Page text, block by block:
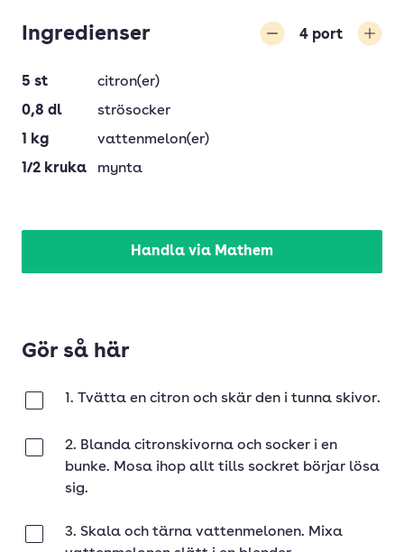
Ingredienser 4 port
5 st
citron(er)
0,8 dl
strösocker
1
kg
vattenmelon(er)
1/2 kruka mynta
Handla via Mathem
Gör så här
1. Tvätta en citron och skär den i tunna skivor.
2. Blanda citronskivorna och socker i en
bunke. Mosa ihop allt tills sockret börjar lösa
sig.
3. Skala och tärna vattenmelonen. Mixa